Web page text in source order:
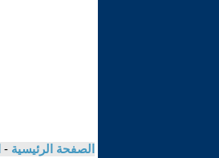
الصفحة الرئيسية -